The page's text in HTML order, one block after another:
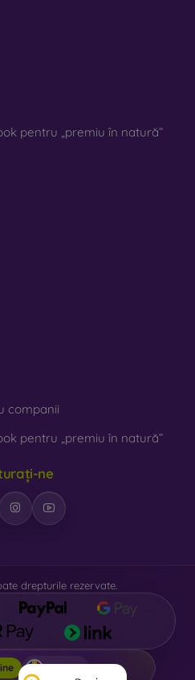
pentru „premiu în natură”
companii
pentru „premiu în natură”
ne
drepturile rezervate.
Foon.ro